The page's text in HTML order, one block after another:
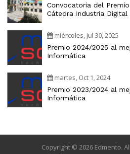
Convocatoria del
Cátedra Industria Digital
miércoles, Jul 30, 2025
Premio 2024/2025 al
Informática
martes, Oct 1, 2024
Premio 2023/2024 al
Informática
Copyright © 2026 Edmento.